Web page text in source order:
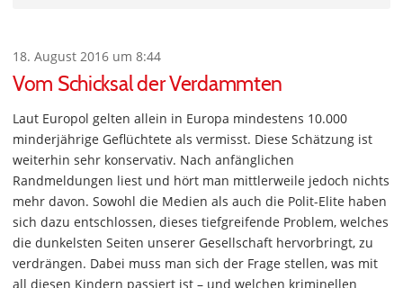
18. August 2016 um 8:44
Vom Schicksal der Verdammten
Laut Europol gelten allein in Europa mindestens 10.000
minderjährige Geflüchtete als vermisst. Diese Schätzung ist
weiterhin sehr konservativ. Nach anfänglichen
Randmeldungen liest und hört man mittlerweile jedoch nichts
mehr davon. Sowohl die Medien als auch die Polit-Elite haben
sich dazu entschlossen, dieses tiefgreifende Problem, welches
die dunkelsten Seiten unserer Gesellschaft hervorbringt, zu
verdrängen. Dabei muss man sich der Frage stellen, was mit
all diesen Kindern passiert ist – und welchen kriminellen